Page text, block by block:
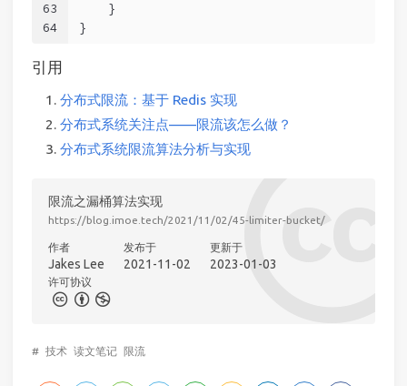
63
64
    }
}
引用
分布式限流：基于 Redis 实现
分布式系统关注点——限流该怎么做？
分布式系统限流算法分析与实现
限流之漏桶算法实现
https://blog.imoe.tech/2021/11/02/45-limiter-bucket/
作者
Jakes Lee
发布于
2021-11-02
更新于
2023-01-03
许可协议
# 技术 读文笔记 限流